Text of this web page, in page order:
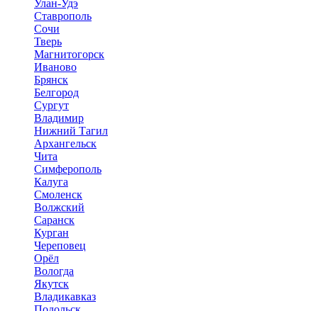
Улан-Удэ
Ставрополь
Сочи
Тверь
Магнитогорск
Иваново
Брянск
Белгород
Сургут
Владимир
Нижний Тагил
Архангельск
Чита
Симферополь
Калуга
Смоленск
Волжский
Саранск
Курган
Череповец
Орёл
Вологда
Якутск
Владикавказ